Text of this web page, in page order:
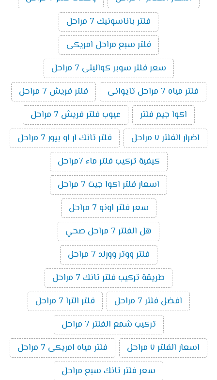
فلتر باناسونيك 7 مراحل
فلتر سبع مراحل امريكى
سعر فلتر سوبر كواليتى 7 مراحل
فلتر مياه 7 مراحل تايوانى
فلتر فريش 7 مراحل
اكوا جيم فلتر
عيوب فلتر فريش 7 مراحل
اضرار الفلتر ٧ مراحل
فلتر تانك ار او بيور 7 مراحل
كيفية تركيب فلتر ماء 7مراحل
اسعار فلتر اكوا جيت 7 مراحل
سعر فلتر اونو 7 مراحل
هل الفلتر 7 مراحل صحي
فلتر ووتر وورلد 7 مراحل
طريقة تركيب فلتر تانك 7 مراحل
افضل فلتر 7 مراحل
فلتر الترا 7 مراحل
تركيب شمع الفلتر 7 مراحل
اسعار الفلتر ٧ مراحل
فلتر مياه امريكى 7 مراحل
سعر فلتر تانك سبع مراحل